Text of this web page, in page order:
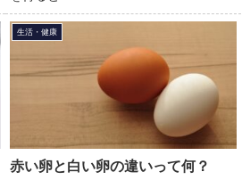
生活・健康
赤い卵と白い卵の違いって何？